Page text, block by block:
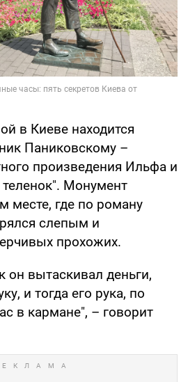
в Киеве находится
Паниковскому –
произведения Ильфа и
Монумент
месте, где по роману
слепым и
прохожих.
он вытаскивал деньги,
и тогда его рука, по
в кармане", – говорит